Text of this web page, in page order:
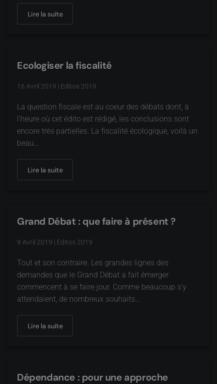
Lire la suite
Ecologiser la fiscalité
16 Avril 2019 | Editos 2019
La question fiscale est au coeur des débats dont, à
l'heure où cet édito est rédigé, les conclusions sont
encore très partielles. La fiscalité écologique, voilà un
beau…
Lire la suite
Grand Débat : que faire à présent ?
9 Avril 2019 | Editos 2019
Tout et son contraire. Les grandes lignes des
demandes que le Grand Débat a fait émerger
commencent à se faire jour. Comme beaucoup s'y
attendaient, de nombreux souhaits…
Lire la suite
Dépendance : pour une approche